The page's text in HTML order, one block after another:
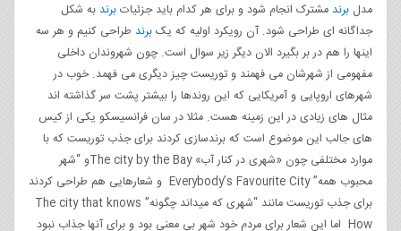
مدل برند مشترک انجام شود و برای هر کدام باید جزئیاتبرند به شکل
جداگانه ای طراحی شود. آن رویکرد اولیه که یکبرند طراحی کنیم و هر سه
اینها را هم در بر بگیرد الان دیگر زیر سوال است. چون شهروندان داخلی
مفهومی از شهرشان می فهمند و توریست چیز دیگری می فهمد. خوب در
شهرهای اروپایی و آمریکایی که این روندها را بیشتر پشت سر گذاشته اند
مثال های زیادی در این زمینه هست. مثلا در سان فرانسیسکو یکی از کیس
های جالب این موضوع است که برندسازی کردند برای جذب توریست که با
موارد مختلفی چون «شهری در کنار آب» The city by the Bayو “شهر
محبوب همه” Everybody’s Favourite City و شعارهایی هم طراحی کردند
برای جذب توریست مانند “شهری که میداند چگونه” The city that knows
How اما این شعار برای مردم خود شهر بی معنی بود و برای آنها جذاب نبود